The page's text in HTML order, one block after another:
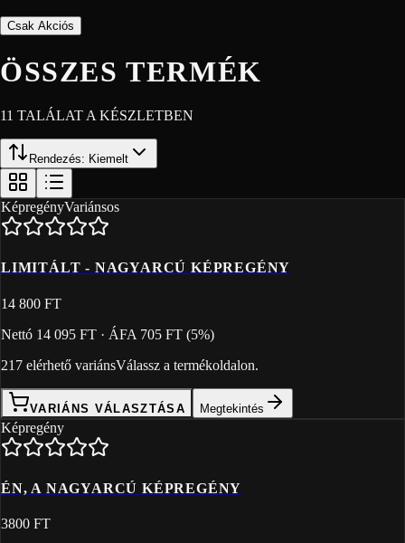
Csak Akciós
ÖSSZES TERMÉK
11 TALÁLAT A KÉSZLETBEN
Rendezés: Kiemelt
KépregényVariánsos
LIMITÁLT - NAGYARCÚ KÉPREGÉNY
14 800 FT
Nettó 14 095 FT · ÁFA 705 FT (5%)
217 elérhető variánsVálassz a termékoldalon.
VARIÁNS VÁLASZTÁSA Megtekintés
Képregény
ÉN, A NAGYARCÚ KÉPREGÉNY
3800 FT